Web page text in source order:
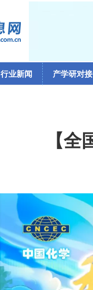
行业新闻 产学研对接
【